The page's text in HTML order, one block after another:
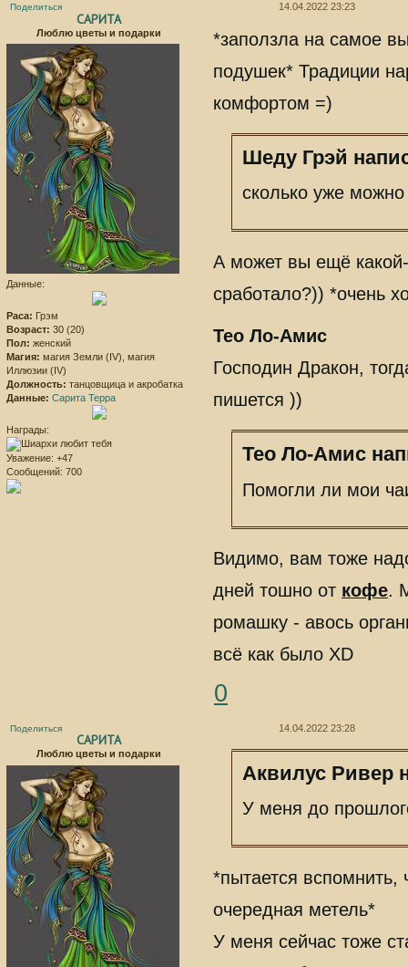
Поделиться 14.04.2022 23:23
САРИТА
Люблю цветы и подарки
Данные:
Раса: Грэм
Возраст: 30 (20)
Пол: женский
Магия: магия Земли (IV), магия
Иллюзии (IV)
Должность: танцовщица и акробатка
Данные: Сарита Терра
Награды:
Уважение: +47
Сообщений: 700
*заползла на самое
подушек* Традиции
комфортом =)
Шеду Грэй
сколько уже
А может вы ещё
сработало?)) *очень
Тео Ло-Амис
Господин Дракон,
пишется ))
Тео Ло-Амис
Помогли ли мои
Видимо, вам тоже
дней тошно от кофе.
ромашку - авось
всё как было XD
0
Поделиться 14.04.2022 23:28
САРИТА
Люблю цветы и подарки
Аквилус Ривер
У меня до
*пытается
очередная метель*
У меня сейчас тоже